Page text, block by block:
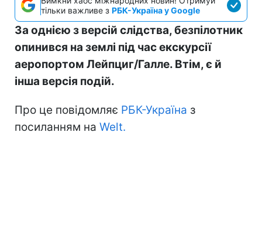
тільки важливе з РБК-Україна у Google
За однією з версій слідства, безпілотник
опинився на землі під час екскурсії
аеропортом Лейпциг/Галле. Втім, є й
інша версія подій.
Про це повідомляє РБК-Україна з
посиланням на Welt.